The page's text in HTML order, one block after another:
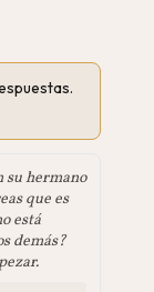
su hermano
que es
está
demás?